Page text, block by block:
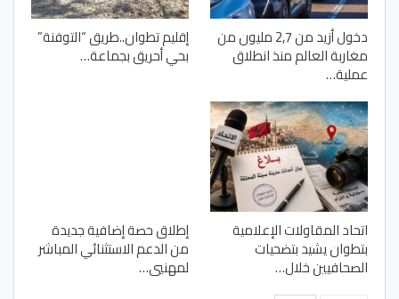
دخول أزيد من 2,7 مليون من
مغاربة العالم منذ انطلاق
عملية…
إقليم تطوان..طريق “التوفنة”
بحي أحريق بجماعة…
اتحاد المقاولات الإعلامية
بتطوان يشيد بتضحيات
الصحافيين خلال…
إطلاق حصة إضافية جديدة
من الدعم الاستثنائي المباشر
لمهنيي…